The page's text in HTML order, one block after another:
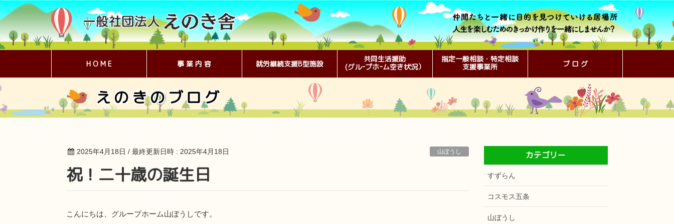
H O M E 事 業 内 容 就労継続支援B型施設
共同生活援助
(グルｰプホｰム空き状況）
指定一般相談・特定相談
支援事業所
ブ ロ グ
えのきのブログ
2025年4月18日 / 最終更新日時 : 2025年4月18日 山ぼうし
祝！二十歳の誕生日
こんにちは、グループホーム山ぼうしです。
カテゴリー
すずらん
コスモス五条
山ぼうし